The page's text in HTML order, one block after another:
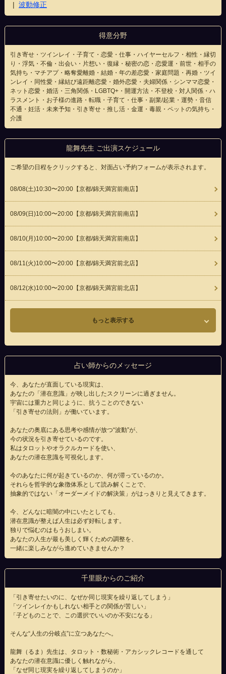
波動修正
得意分野
引き寄せ・ツインレイ・子育て・恋愛・仕事・ハイヤーセルフ・相性・縁切
り・浮気・不倫・出会い・片想い・復縁・秘密の恋・恋愛運・前世・相手の
気持ち・マチアプ・略奪愛離婚・結婚・年の差恋愛・家庭問題・再婚・ツイ
ンレイ・同性愛・縁結び遠距離恋愛・婚外恋愛・夫婦関係・シンママ恋愛・
ネット恋愛・婚活・三角関係・LGBTQ+・開運方法・不登校・対人関係・ハ
ラスメント・お子様の進路・転職・子育て・仕事・副業/起業・運勢・音信
不通・妊活・未来予知・引き寄せ・推し活・金運・毒親・ペットの気持ち・
介護
龍舞先生 ご出演スケジュール
ご希望の日程をクリックすると、対面占い予約フォームが表示されます。
08/08(土)10:30〜20:00【京都/錦天満宮前南店】
08/09(日 )10:00〜20:00【京都/錦天満宮前南店】
08/10(月 )10:00〜20:00【京都/錦天満宮前南店】
08/11(火)10:00〜20:00【京都/錦天満宮前北店】
08/12(水)10:00〜20:00【京都/錦天満宮前北店】
もっと表示する
占い師からのメッセージ
今、あなたが直面している現実は、
あなたの「潜在意識」が映し出したスクリーンに過ぎません。
宇宙には重力と同じように、抗うことのできない
「引き寄せの法則」が働いています。
あなたの奥底にある思考や感情が放つ“波動”が、
今の状況を引き寄せているのです。
私はタロットやオラクルカードを使い、
あなたの潜在意識を可視化します。
今のあなたに何が起きているのか、何が滞っているのか。
それらを哲学的な象徴体系として読み解くことで、
抽象的ではない「オーダーメイドの解決策」がはっきりと見えてきます。
今、どんなに暗闇の中にいたとしても、
潜在意識が整えば人生は必ず好転します。
独りで悩むのはもうおしまい。
あなたの人生が最も美しく輝くための調整を、
一緒に楽しみながら進めていきませんか？
千里眼からのご紹介
「引き寄せたいのに、なぜか同じ現実を繰り返してしまう」
「ツインレイかもしれない相手との関係が苦しい」
「子どものことで、この選択でいいのか不安になる」
そんな“人生の分岐点”に立つあなたへ。
龍舞（るま）先生は、タロット・数秘術・アカシックレコードを通して
あなたの潜在意識に優しく触れながら、
「なぜ同じ現実を繰り返してしまうのか」